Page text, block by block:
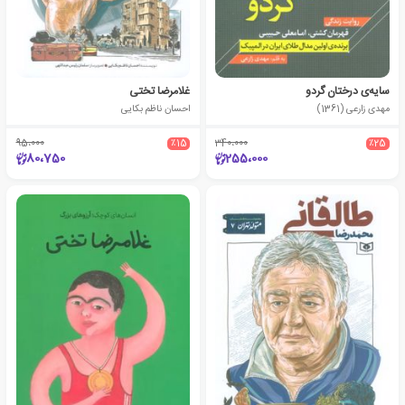
سایه‌ی درختان گردو
مهدی زارعی (1361)
٪25 340،000
255،000
غلامرضا تختی
احسان ناظم بکایی
٪15 95،000
80،750